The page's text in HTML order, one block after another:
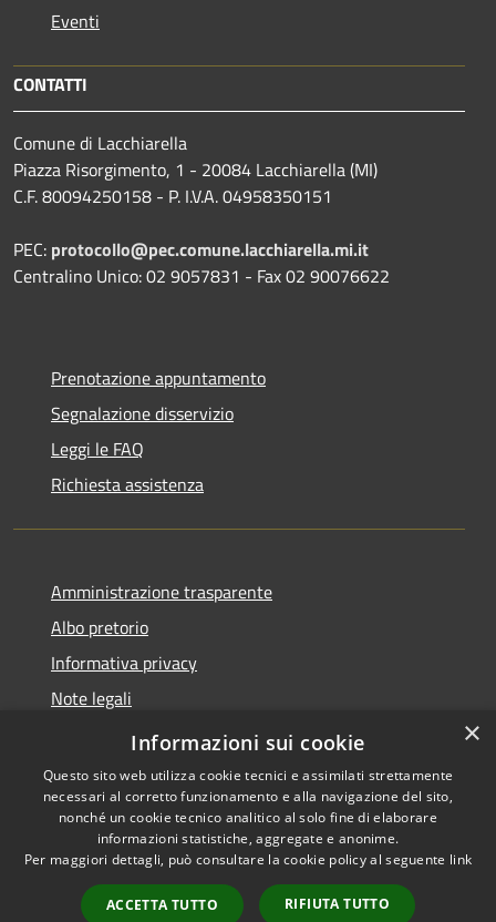
Eventi
CONTATTI
Comune di Lacchiarella
Piazza Risorgimento, 1 - 20084 Lacchiarella (MI)
C.F. 80094250158 - P. I.V.A. 04958350151
PEC: protocollo@pec.comune.lacchiarella.mi.it
Centralino Unico: 02 9057831 - Fax 02 90076622
Prenotazione appuntamento
Segnalazione disservizio
Leggi le FAQ
Richiesta assistenza
Amministrazione trasparente
Albo pretorio
Informativa privacy
Note legali
Dichiarazione di accessibilità
Accessibilità
Copyright © 2026 • Comune di
Lacchiarella • Powered by
Municipium•
Accesso
×
Informazioni sui cookie
Questo sito web utilizza cookie tecnici e assimilati strettamente
necessari al corretto funzionamento e alla navigazione del sito,
nonché un cookie tecnico analitico al solo fine di elaborare
informazioni statistiche, aggregate e anonime.
Per maggiori dettagli, può consultare la cookie policy al seguente link
ACCETTA TUTTO RIFIUTA TUTTO